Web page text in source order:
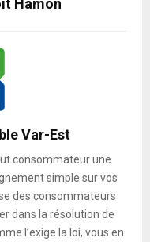
Var-Est
consommateur une
simple sur vos
des consommateurs
dans la résolution de
l’exige la loi, vous en